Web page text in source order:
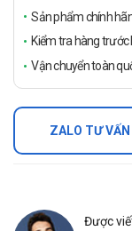
Sản phẩm chính
Kiểm tra hàng trước
Vận chuyển toàn
ZALO TƯ VẤN
Được